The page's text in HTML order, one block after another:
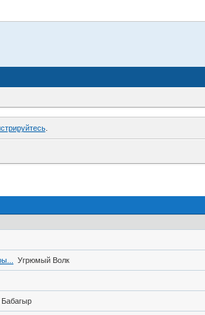
.
Угрюмый Волк